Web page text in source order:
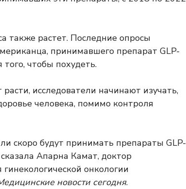
также растет. Последние опросы
принимавшего препарат GLP-
чтобы похудеть.
исследователи начинают изучать,
человека, помимо контроля
скоро будут принимать препараты GLP-
Апарна Камат, доктор
онкологии
новости сегодня.